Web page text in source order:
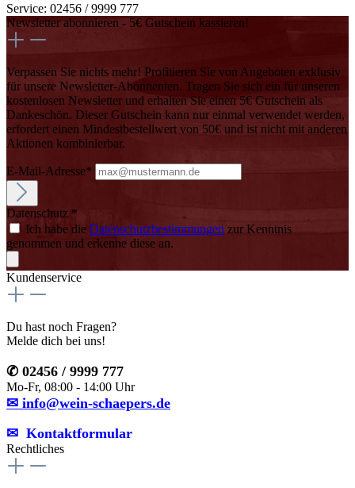
Service: 02456 / 9999 777
Newsletter abonnieren - 5€ Gutschein kassieren!
Verpassen Sie nichts mehr! Profitieren Sie von Angeboten exklusiv
für unsere Newsletter-Abonnenten. Tragen Sie sich ein für unseren
kostenlosen Newsletter und erhalten Sie einen 5€ Gutschein als
Dankeschön. Dieser Gutschein kann nur einmal verwendet werden,
erfordert einen Mindestbestellwert von 50€ und ist nicht mit anderen
Aktionen kombinierbar.
E-Mail-Adresse*
Datenschutz *
Ich habe die Datenschutzbestimmungen zur Kenntnis
genommen und erkenne diese an.
Kundenservice
Du hast noch Fragen?
Melde dich bei uns!
✆ 02456 / 9999 777
Mo-Fr, 08:00 - 14:00 Uhr
✉ info@wein-schaepers.de
✉︎ Kontaktformular
Rechtliches